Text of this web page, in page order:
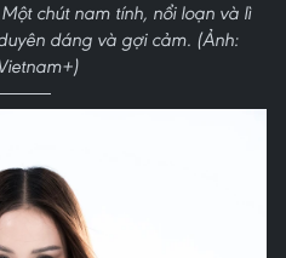
chút nam tính, nổi loạn và lì
dáng và gợi cảm. (Ảnh: